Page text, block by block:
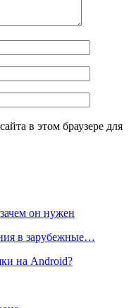
в этом браузере для
он нужен
в зарубежные…
на Android?